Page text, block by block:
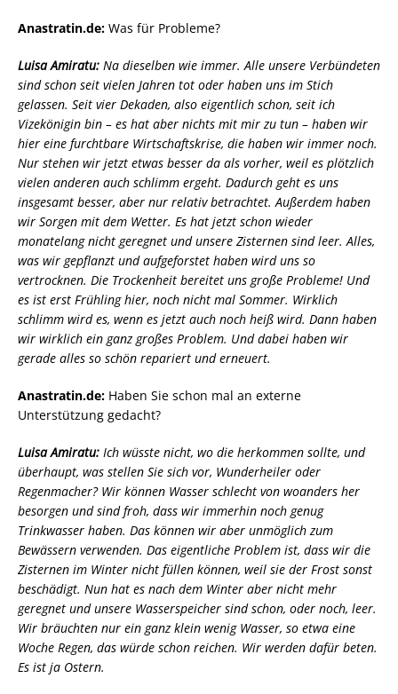
Anastratin.de: Was für Probleme?
Luisa Amiratu: Na dieselben wie immer. Alle unsere Verbündeten
sind schon seit vielen Jahren tot oder haben uns im Stich
gelassen. Seit vier Dekaden, also eigentlich schon, seit ich
Vizekönigin bin – es hat aber nichts mit mir zu tun – haben wir
hier eine furchtbare Wirtschaftskrise, die haben wir immer noch.
Nur stehen wir jetzt etwas besser da als vorher, weil es plötzlich
vielen anderen auch schlimm ergeht. Dadurch geht es uns
insgesamt besser, aber nur relativ betrachtet. Außerdem haben
wir Sorgen mit dem Wetter. Es hat jetzt schon wieder
monatelang nicht geregnet und unsere Zisternen sind leer. Alles,
was wir gepflanzt und aufgeforstet haben wird uns so
vertrocknen. Die Trockenheit bereitet uns große Probleme! Und
es ist erst Frühling hier, noch nicht mal Sommer. Wirklich
schlimm wird es, wenn es jetzt auch noch heiß wird. Dann haben
wir wirklich ein ganz großes Problem. Und dabei haben wir
gerade alles so schön repariert und erneuert.
Anastratin.de: Haben Sie schon mal an externe
Unterstützung gedacht?
Luisa Amiratu: Ich wüsste nicht, wo die herkommen sollte, und
überhaupt, was stellen Sie sich vor, Wunderheiler oder
Regenmacher? Wir können Wasser schlecht von woanders her
besorgen und sind froh, dass wir immerhin noch genug
Trinkwasser haben. Das können wir aber unmöglich zum
Bewässern verwenden. Das eigentliche Problem ist, dass wir die
Zisternen im Winter nicht füllen können, weil sie der Frost sonst
beschädigt. Nun hat es nach dem Winter aber nicht mehr
geregnet und unsere Wasserspeicher sind schon, oder noch, leer.
Wir bräuchten nur ein ganz klein wenig Wasser, so etwa eine
Woche Regen, das würde schon reichen. Wir werden dafür beten.
Es ist ja Ostern.